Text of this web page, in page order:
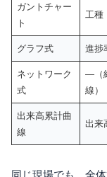
ガントチャー
ト
工種
グラフ式 進捗
ネットワーク
式
—（
線）
出来高累計曲
線
出来